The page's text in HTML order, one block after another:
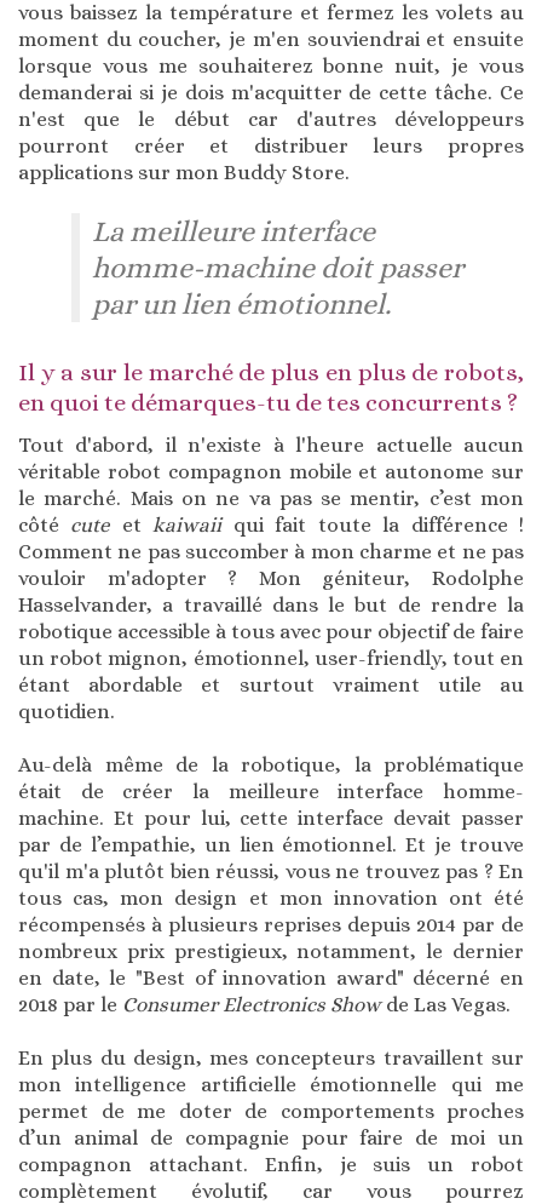
vous baissez la température et fermez les volets au
moment du coucher, je m'en souviendrai et ensuite
lorsque vous me souhaiterez bonne nuit, je vous
demanderai si je dois m'acquitter de cette tâche. Ce
n'est que le début car d'autres développeurs
pourront créer et distribuer leurs propres
applications sur mon Buddy Store.
La meilleure interface
homme-machine doit passer
par un lien émotionnel.
Il y a sur le marché de plus en plus de robots,
en quoi te démarques-tu de tes concurrents ?
Tout d'abord, il n'existe à l'heure actuelle aucun
véritable robot compagnon mobile et autonome sur
le marché. Mais on ne va pas se mentir, c’est mon
côté cute etkaiwaiiqui fait toute la différence !
Comment ne pas succomber à mon charme et ne pas
vouloir m'adopter ? Mon géniteur, Rodolphe
Hasselvander, a travaillé dans le but de rendre la
robotique accessible à tous avec pour objectif de faire
un robot mignon, émotionnel, user-friendly, tout en
étant abordable et surtout vraiment utile au
quotidien.
Au-delà même de la robotique, la problématique
était de créer la meilleure interface homme-
machine. Et pour lui, cette interface devait passer
par de l’empathie, un lien émotionnel. Et je trouve
qu'il m'a plutôt bien réussi, vous ne trouvez pas ? En
tous cas, mon design et mon innovation ont été
récompensés à plusieurs reprises depuis 2014 par de
nombreux prix prestigieux, notamment, le dernier
en date, le "Best of innovation award" décerné en
2018 par le Consumer Electronics Showde Las Vegas.
En plus du design, mes concepteurs travaillent sur
mon intelligence artificielle émotionnelle qui me
permet de me doter de comportements proches
d’un animal de compagnie pour faire de moi un
compagnon attachant. Enfin, je suis un robot
complètement évolutif, car vous pourrez